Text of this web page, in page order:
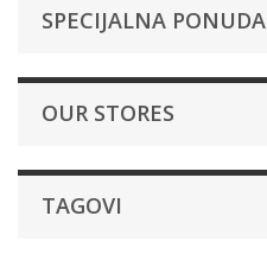
SPECIJALNA PONUDA
OUR STORES
TAGOVI